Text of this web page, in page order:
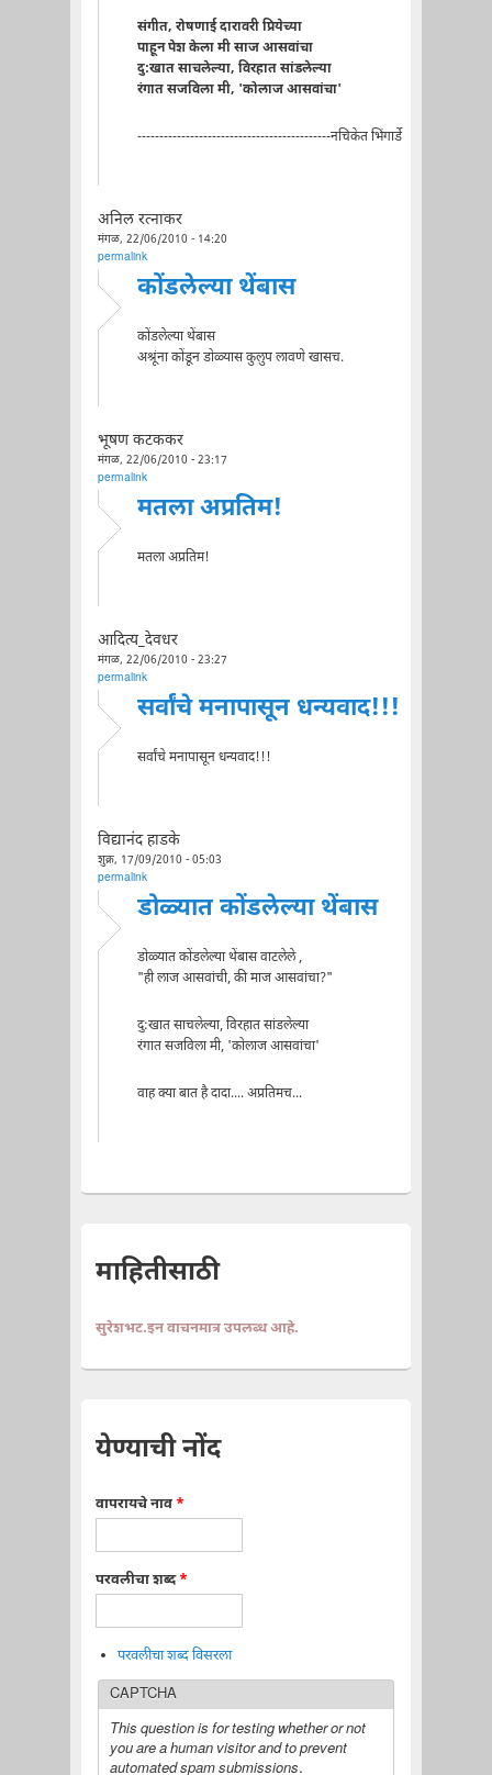
संगीत, रोषणाई दारावरी प्रियेच्या
पाहून पेश केला मी साज आसवांचा
दु:खात साचलेल्या, विरहात सांडलेल्या
रंगात सजविला मी, 'कोलाज आसवांचा'
--------------------------------------------नचिकेत भिंगार्डे
अनिल रत्नाकर
मंगळ, 22/06/2010 - 14:20
permalink
कोंडलेल्या थेंबास
कोंडलेल्या थेंबास
अश्रूंना कोंडून डोळ्यास कुलुप लावणे खासच.
भूषण कटककर
मंगळ, 22/06/2010 - 23:17
permalink
मतला अप्रतिम!
मतला अप्रतिम!
आदित्य_देवधर
मंगळ, 22/06/2010 - 23:27
permalink
सर्वांचे मनापासून धन्यवाद!!!
सर्वांचे मनापासून धन्यवाद!!!
विद्यानंद हाडके
शुक्र, 17/09/2010 - 05:03
permalink
डोळ्यात कोंडलेल्या थेंबास
डोळ्यात कोंडलेल्या थेंबास वाटलेले ,
"ही लाज आसवांची, की माज आसवांचा?"
दु:खात साचलेल्या, विरहात सांडलेल्या
रंगात सजविला मी, 'कोलाज आसवांचा'
वाह क्या बात है दादा.... अप्रतिमच...
माहितीसाठी
सुरेशभट.इन वाचनमात्र उपलब्ध आहे.
येण्याची नोंद
वापरायचे नाव *
परवलीचा शब्द*
परवलीचा शब्द विसरला
CAPTCHA
This question is for testing whether or not
you are a human visitor and to prevent
automated spam submissions.